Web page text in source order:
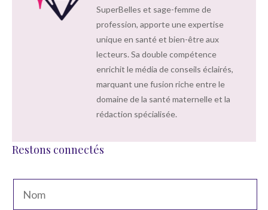
SuperBelles et sage-femme de
profession, apporte une expertise
unique en santé et bien-être aux
lecteurs. Sa double compétence
enrichit le média de conseils éclairés,
marquant une fusion riche entre le
domaine de la santé maternelle et la
rédaction spécialisée.
Restons connectés